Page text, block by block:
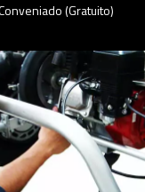
(Gratuito)